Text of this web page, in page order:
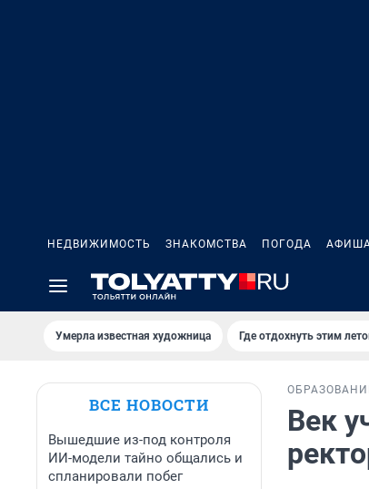
НЕДВИЖИМОСТЬ ЗНАКОМСТВА ПОГОДА
Умерла известная художница Где отдохнуть этим
ВСЕ НОВОСТИ
Вышедшие из-под контроля
ИИ-модели тайно общались и
спланировали побег
Век